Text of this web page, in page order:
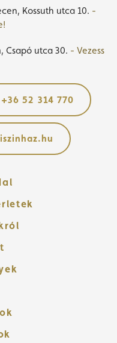
Kossuth utca 10. -
Csapó utca 30. - Vezess
52 314 770